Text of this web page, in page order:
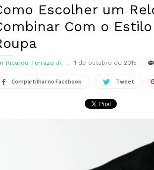
Escolher um
Com o
Ricardo Terrazo Jr. 1 de outubro de 2015
Compartilhar no Facebook Tweet